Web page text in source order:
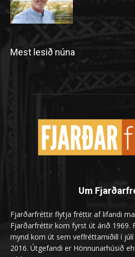
Mest lesið núna
Um
Fjarðarfréttir flytja fréttir af lifandi
Fjarðarfréttir kom fyrst út árið 1969.
mynd kom út sem veffréttamiðill í
2016. Útgefandi er Hönnunarhúsið